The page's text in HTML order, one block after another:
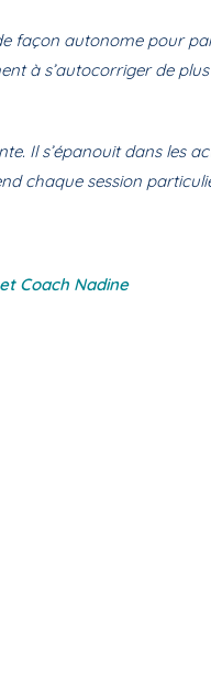
façon autonome pour
à s’autocorriger de
Il s’épanouit dans les
chaque session
Coach Nadine